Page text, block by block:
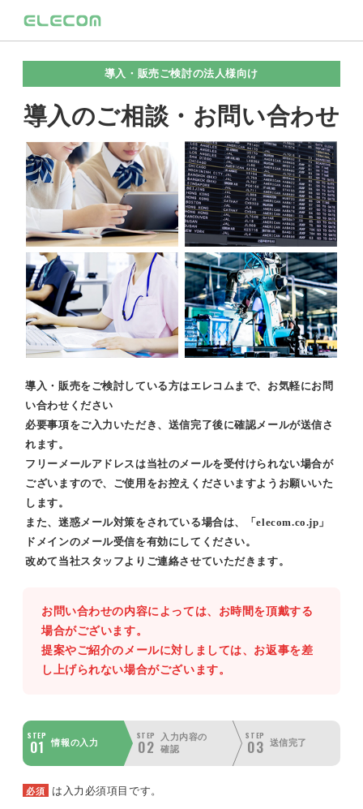
導入・販売ご検討の法人様向け
導入のご相談・お問い合わせ
導入・販売をご検討している方はエレコムまで、お気軽にお問
い合わせください
必要事項をご入力いただき、送信完了後に確認メールが送信さ
れます。
フリーメールアドレスは当社のメールを受付けられない場合が
ございますので、ご使用をお控えくださいますようお願いいた
します。
また、迷惑メール対策をされている場合は、「elecom.co.jp」
ドメインのメール受信を有効にしてください。
改めて当社スタッフよりご連絡させていただきます。
お問い合わせの内容によっては、お時間を頂戴する
場合がございます。
提案やご紹介のメールに対しましては、お返事を差
し上げられない場合がございます。
STEP
01 情報の入力
STEP
02
入力内容の
確認
STEP
03 送信完了
必須 は入力必須項目です。